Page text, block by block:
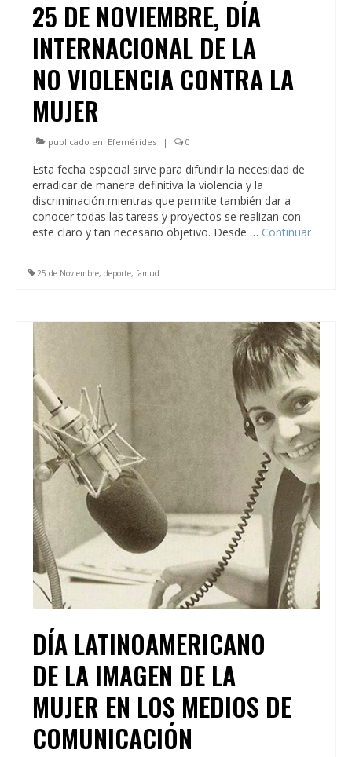
25 DE NOVIEMBRE, DÍA
INTERNACIONAL DE LA
NO VIOLENCIA CONTRA LA
MUJER
publicado en: Efemérides | 0
Esta fecha especial sirve para difundir la necesidad de
erradicar de manera definitiva la violencia y la
discriminación mientras que permite también dar a
conocer todas las tareas y proyectos se realizan con
este claro y tan necesario objetivo. Desde … Continuar
25 de Noviembre, deporte, famud
DÍA LATINOAMERICANO
DE LA IMAGEN DE LA
MUJER EN LOS MEDIOS DE
COMUNICACIÓN